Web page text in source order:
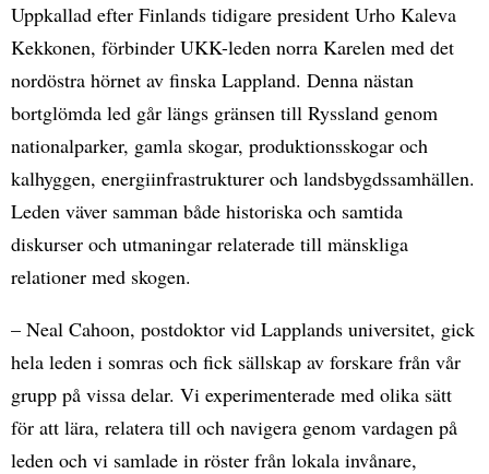
Uppkallad efter Finlands tidigare president Urho Kaleva
Kekkonen, förbinder UKK-leden norra Karelen med det
nordöstra hörnet av finska Lappland. Denna nästan
bortglömda led går längs gränsen till Ryssland genom
nationalparker, gamla skogar, produktionsskogar och
kalhyggen, energiinfrastrukturer och landsbygdssamhällen.
Leden väver samman både historiska och samtida
diskurser och utmaningar relaterade till mänskliga
relationer med skogen.
– Neal Cahoon, postdoktor vid Lapplands universitet, gick
hela leden i somras och fick sällskap av forskare från vår
grupp på vissa delar. Vi experimenterade med olika sätt
för att lära, relatera till och navigera genom vardagen på
leden och vi samlade in röster från lokala invånare,